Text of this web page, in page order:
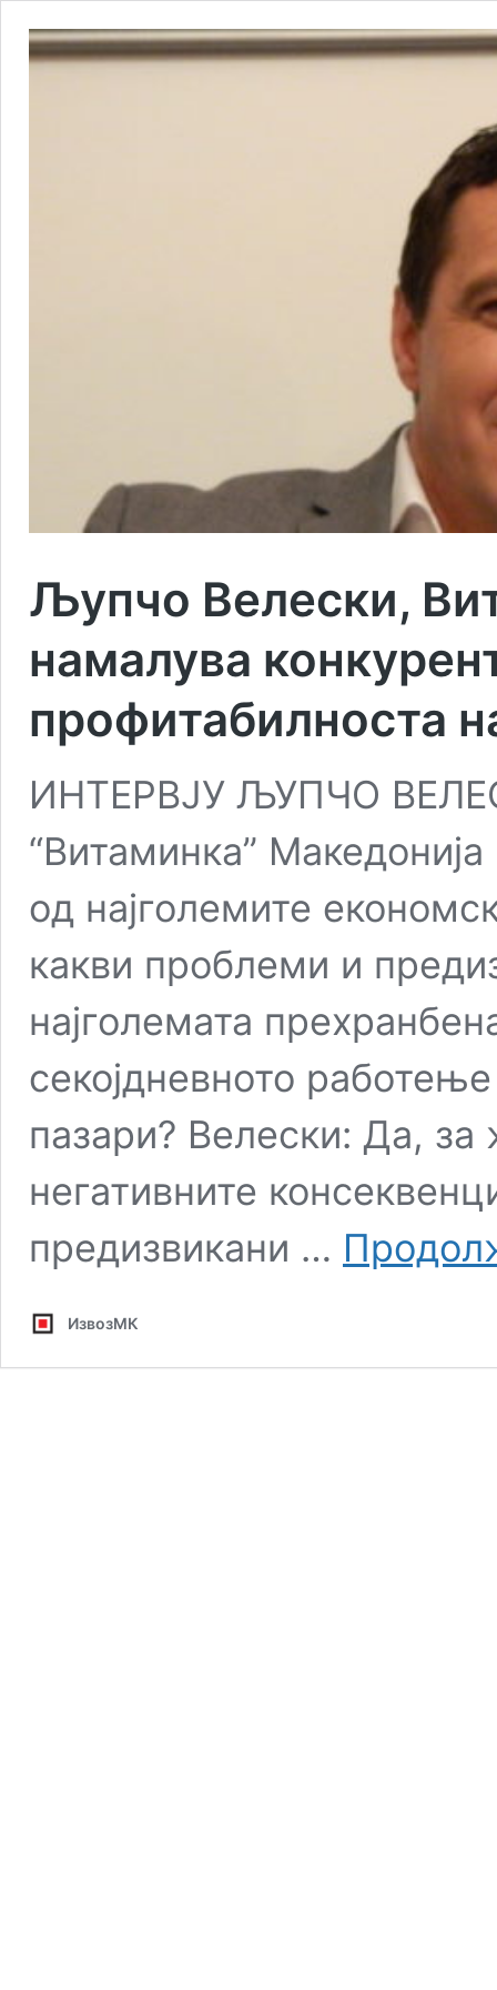
Љупчо Велески,
намалува
профитабилноста
ИНТЕРВЈУ ЉУПЧО
“Витаминка”
од најголемите
какви проблеми и
најголемата
секојдневното
пазари? Велески: Да, за
негативните
предизвикани …
ИзвозМК